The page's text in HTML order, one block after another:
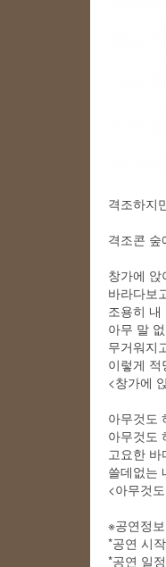
격조하지
격조콘
창가에 앉
바라다보
조용히 내
아무 말
무거워지
이렇게 적
<창가에
아무것도
아무것도
고요한
쓸데없는
<아무것
※공연정보
*공연 시
*공연 일